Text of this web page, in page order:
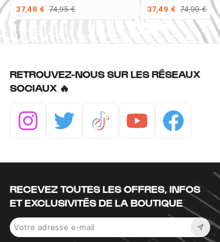
37,48 € 74,95 € 37,49 € 74,99 €
RETROUVEZ-NOUS SUR LES RÉSEAUX
SOCIAUX 🔥
RECEVEZ TOUTES LES OFFRES, INFOS
ET EXCLUSIVITÉS DE LA BOUTIQUE